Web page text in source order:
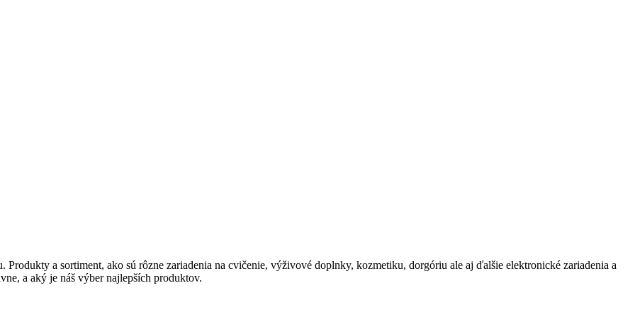
a sortiment, ako sú rôzne zariadenia na cvičenie, výživové doplnky, kozmetiku, dorgóriu ale aj ďalšie elektronické zariadenia a
a aký je náš výber najlepších produktov.